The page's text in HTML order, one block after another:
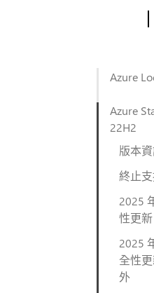
Azure
Azure
22H2
版本
終止
2025
性更
2025
全性
外